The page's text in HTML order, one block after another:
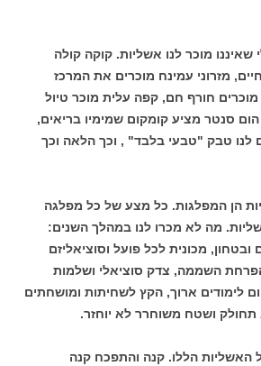
מוכר לנו אשליות. קוקה קולה
מזרוני עמינח מוכרים את המרכז
מוכרים חורף חם, קפה עלית מוכר טיול
סנטר מציע קומקום שמימיו בריאים,
לנו טבק "טבעי בלבד" , וכך הלאה וכך
הן המפלגות. כל מצע של כל מפלגה
מה לא מכרו לנו במהלך השנים:
מכונית לכל פועל וסוציאליזם
והפרחת השממה, צדק סוציאלי ושלמות
לימודים ארוך, הקץ לשחיתות ומושחתים
ושטח משוחרר לא יוחזר.
האשליות הללו. קנה והתפכח קנה